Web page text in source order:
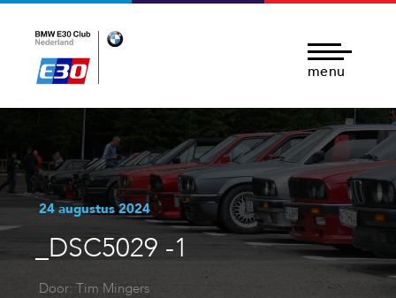
menu
24 augustus 2024
_DSC5029 -1
Door: Tim Mingers